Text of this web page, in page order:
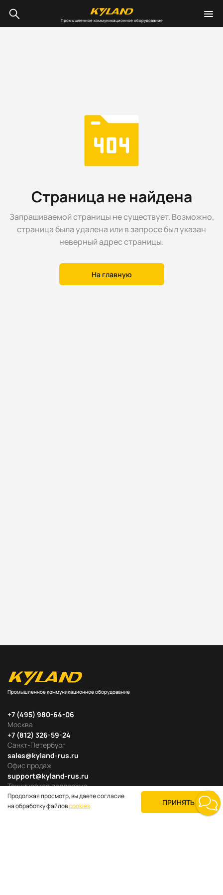
Промышленное коммуникационное оборудование
Страница не найдена
Запрашиваемой страницы не существует. Возможно,
страница была удалена или в запросе был указан
неверный адрес страницы.
На главную
Промышленное коммуникационное оборудование
Москва
+7 (495) 980-64-06
Офис продаж
sales@kyland-rus.ru
Санкт-Петербург
+7 (812) 326-59-24
Техническая поддержка
support@kyland-rus.ru
Продолжая просмотр, вы даете согласие
на обработку файловcookies ПРИНЯТЬ